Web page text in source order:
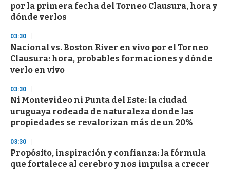
por la primera fecha del Torneo Clausura, hora y
dónde verlos
03:30
Nacional vs. Boston River en vivo por el Torneo
Clausura: hora, probables formaciones y dónde
verlo en vivo
03:30
Ni Montevideo ni Punta del Este: la ciudad
uruguaya rodeada de naturaleza donde las
propiedades se revalorizan más de un 20%
03:30
Propósito, inspiración y confianza: la fórmula
que fortalece al cerebro y nos impulsa a crecer